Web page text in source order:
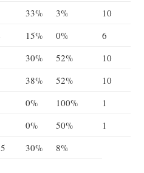
33% 3%
10
15% 0%
6
30% 52%
10
38% 52%
10
0% 100%
1
0% 50%
1
30% 8%